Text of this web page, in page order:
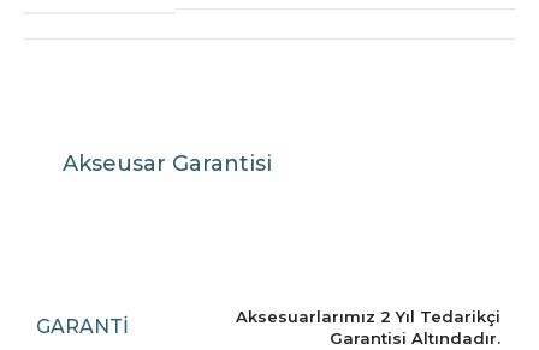
Akseusar Garantisi
GARANTI
Aksesuarlarımız 2 Yıl Tedarikçi
Garantisi Altındadır.